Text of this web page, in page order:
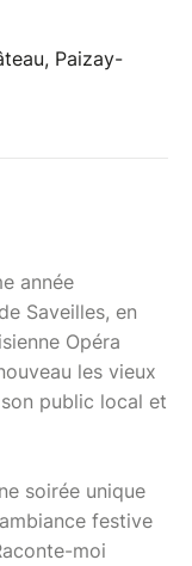
Paizay-
année
Saveilles, en
Opéra
les vieux
public local et
soirée unique
festive
moi